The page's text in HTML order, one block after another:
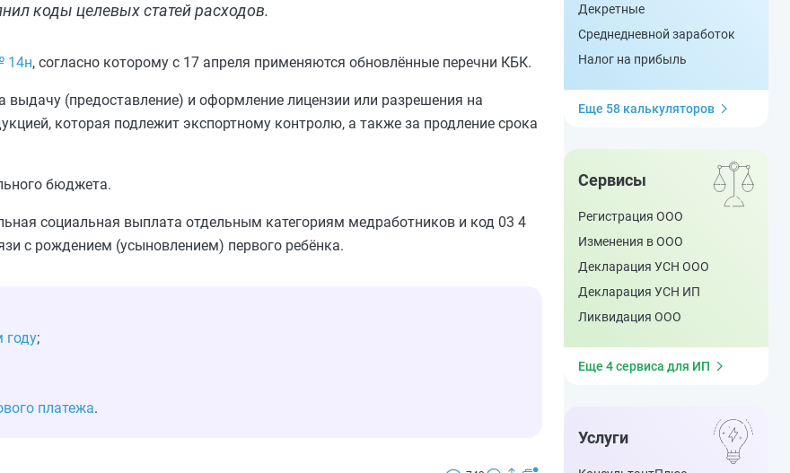
коды целевых статей расходов.
14н, согласно которому с 17 апреля применяются обновлённые перечни КБК.
(предоставление) и оформление лицензии или разрешения на
которая подлежит экспортному контролю, а также за продление срока
бюджета.
социальная выплата отдельным категориям медработников и код 03 4
с рождением (усыновлением) первого ребёнка.
году;
платежа.
Декретные
Среднедневной заработок
Налог на прибыль
Еще 58 калькуляторов
Сервисы
Регистрация ООО
Изменения в ООО
Декларация УСН ООО
Декларация УСН ИП
Ликвидация ООО
Еще 4 сервиса для ИП
Услуги